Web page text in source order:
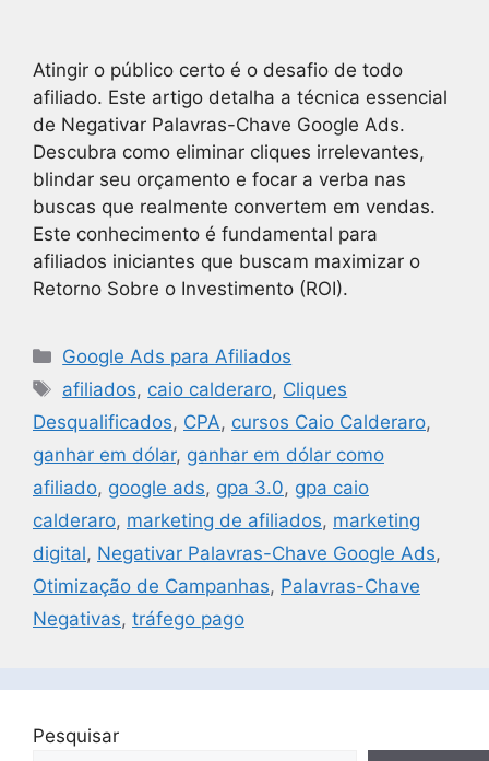
Atingir o público certo é o desafio de todo
afiliado. Este artigo detalha a técnica essencial
de Negativar Palavras-Chave Google Ads.
Descubra como eliminar cliques irrelevantes,
blindar seu orçamento e focar a verba nas
buscas que realmente convertem em vendas.
Este conhecimento é fundamental para
afiliados iniciantes que buscam maximizar o
Retorno Sobre o Investimento (ROI).
Google Ads para Afiliados
afiliados, caio calderaro, Cliques
Desqualificados, CPA, cursos Caio Calderaro,
ganhar em dólar, ganhar em dólar como
afiliado, google ads, gpa 3.0, gpa caio
calderaro, marketing de afiliados, marketing
digital, Negativar Palavras-Chave Google Ads,
Otimização de Campanhas, Palavras-Chave
Negativas, tráfego pago
Pesquisar